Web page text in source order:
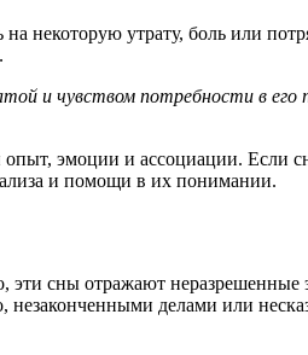
некоторую утрату, боль или
и чувством потребности в
эмоции и ассоциации. Если
и помощи в их понимании.
эти сны отражают
делами или